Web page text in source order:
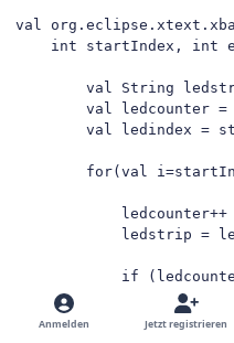
val
int startIndex, int
val String
val ledcounter =
val ledindex =
for(val
            ledcounter++
ledstrip =
if
Anmelden Jetzt registrieren